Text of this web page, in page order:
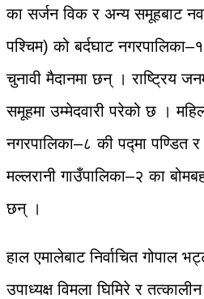
का सर्जन विक र अन्य समूहबाट
पश्चिम) को बर्दघाट
चुनावी मैदानमा छन् । राष्ट्रिय
समूहमा उम्मेदवारी परेको छ ।
नगरपालिका–८ की पद्मा पण्डित
मल्लरानी गाउँपालिका–२ का
छन् ।
हाल एमालेबाट निर्वाचित गोपाल
उपाध्यक्ष विमला घिमिरे र